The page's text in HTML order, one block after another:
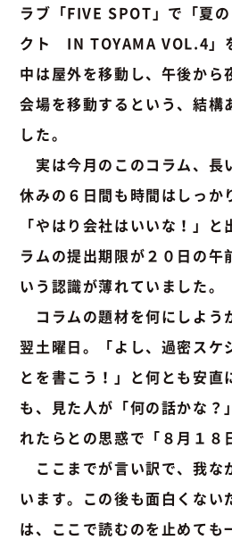
ラブ「FIVE SPOT」で「夏
クト IN TOYAMA VOL.4」
中は屋外を移動し、午後から
会場を移動するという、結構
した。
実は今月のこのコラム、長
休みの６日間も時間はしっか
「やはり会社はいいな！」
ラムの提出期限が２０日の午
いう認識が薄れていました。
コラムの題材を何にしよう
翌土曜日。「よし、過密スケ
とを書こう！」と何とも安直
も、見た人が「何の話かな？
れたらとの思惑で「８月１８
ここまでが言い訳で、我な
います。この後も面白くない
は、ここで読むのを止めても